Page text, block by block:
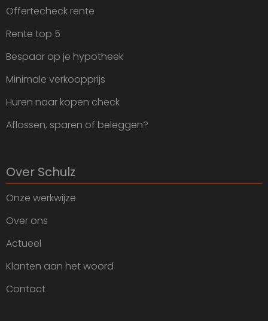
Offertecheck rente
Rente top 5
Bespaar op je hypotheek
Minimale verkoopprijs
Huren naar kopen check
Aflossen, sparen of beleggen?
Over Schulz
Onze werkwijze
Over ons
Actueel
Klanten aan het woord
Contact